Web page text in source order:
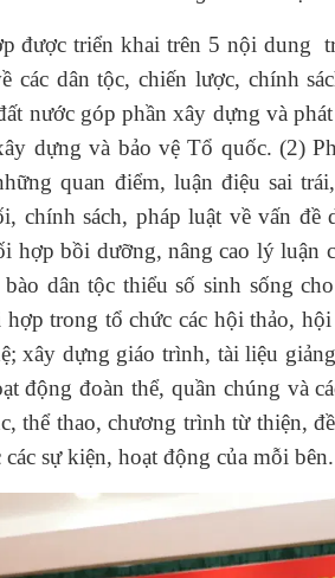
được triển khai trên 5 nội dung
các dân tộc, chiến lược, chính
nước góp phần xây dựng và
dựng và bảo vệ Tổ quốc. (2)
quan điểm, luận điệu sai
chính sách, pháp luật về vấn đề
hợp bồi dưỡng, nâng cao lý
dân tộc thiểu số sinh sống
trong tổ chức các hội thảo,
xây dựng giáo trình, tài liệu
động đoàn thể, quần chúng và
thể thao, chương trình từ thiện,
sự kiện, hoạt động của mỗi bên.